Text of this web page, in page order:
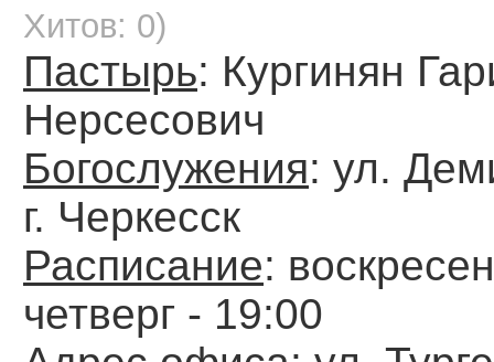
Хитов: 0)
Пастырь: Кургинян
Нерсесович
Богослужения: ул.
г. Черкесск
Расписание:
четверг - 19:00